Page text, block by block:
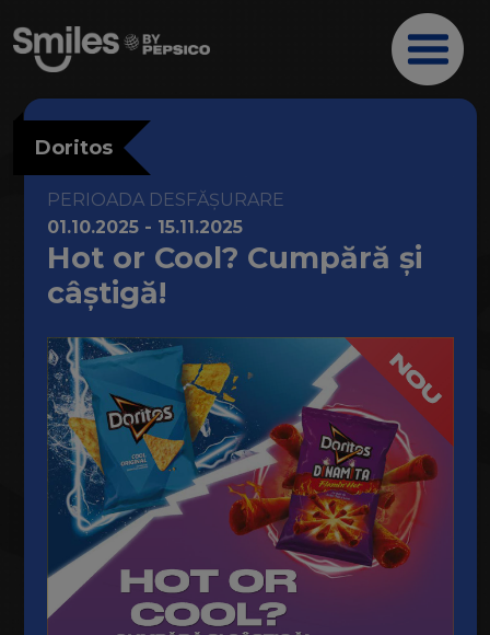
Doritos
PERIOADA DESFĂȘURARE
01.10.2025 - 15.11.2025
Hot or Cool? Cumpără și
câștigă!